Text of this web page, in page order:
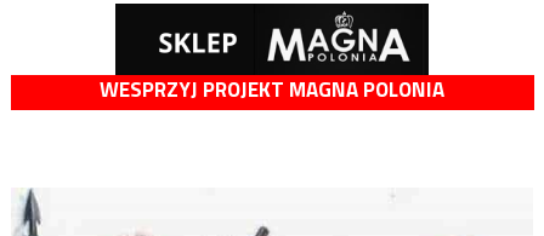
WESPRZYJ PROJEKT MAGNA POLONIA